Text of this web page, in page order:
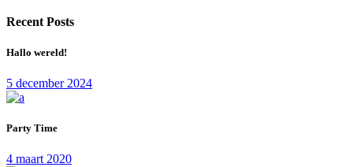
Recent Posts
Hallo wereld!
5 december 2024
Party Time
4 maart 2020